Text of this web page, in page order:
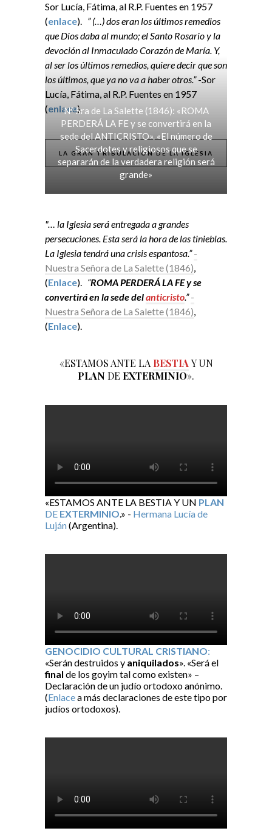
Sor Lucía, Fátima, al R.P. Fuentes en 1957
(enlace). ” (…) dos eran los últimos remedios
que Dios daba al mundo; el Santo Rosario y la
devoción al Inmaculado Corazón de María. Y,
al ser los últimos remedios, quiere decir que son
los últimos, que ya no va a haber otros.”-Sor
Lucía, Fátima, al R.P. Fuentes en 1957
(enlace).
LA GRAN TRIBULACIÓN DE LA IGLESIA
Nª Sra de La Salette (1846): «ROMA
PERDERÁ LA FE y se convertirá en la
sede del ANTICRISTO». «El número de
Sacerdotes y religiosos que se
separarán de la verdadera religión será
grande»
"… la Iglesia será entregada a grandes
persecuciones. Esta será la hora de las tinieblas.
La Iglesia tendrá una crisis espantosa.” -
Nuestra Señora de La Salette (1846),
(Enlace). “ROMA PERDERÁ LA FE y se
convertirá en la sede delanticristo.” -
Nuestra Señora de La Salette (1846),
(Enlace).
«ESTAMOS ANTE LA BESTIA Y UN
PLAN DE EXTERMINIO».
«ESTAMOS ANTE LA BESTIA Y UN PLAN
DE EXTERMINIO.» - Hermana Lucía de
Luján(Argentina).
GENOCIDIO CULTURAL CRISTIANO:
«Serán destruidos y aniquilados». «Será el
final de los goyim tal como existen» –
Declaración de un judío ortodoxo anónimo.
(Enlacea más declaraciones de este tipo por
judíos ortodoxos).